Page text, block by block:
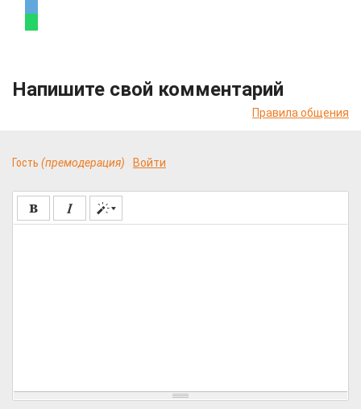
Напишите свой комментарий
Правила общения
Гость (премодерация) Войти